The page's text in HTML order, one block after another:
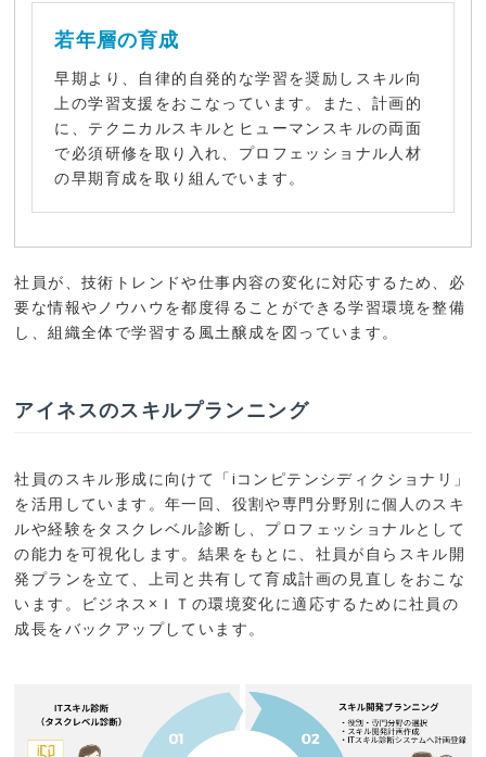
若年層の育成
早期より、自律的自発的な学習を奨励しスキル向
上の学習支援をおこなっています。また、計画的
に、テクニカルスキルとヒューマンスキルの両面
で必須研修を取り入れ、プロフェッショナル人材
の早期育成を取り組んでいます。
社員が、技術トレンドや仕事内容の変化に対応するため、必
要な情報やノウハウを都度得ることができる学習環境を整備
し、組織全体で学習する風土醸成を図っています。
アイネスのスキルプランニング
社員のスキル形成に向けて「iコンピテンシディクショナリ」
を活用しています。年一回、役割や専門分野別に個人のスキ
ルや経験をタスクレベル診断し、プロフェッショナルとして
の能力を可視化します。結果をもとに、社員が自らスキル開
発プランを立て、上司と共有して育成計画の見直しをおこな
います。ビジネス×ＩＴの環境変化に適応するために社員の
成長をバックアップしています。